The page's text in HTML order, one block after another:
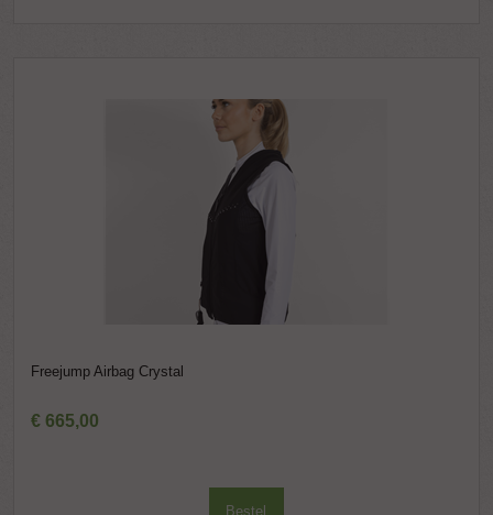
Freejump Airbag Crystal
€ 665,00
Bestel